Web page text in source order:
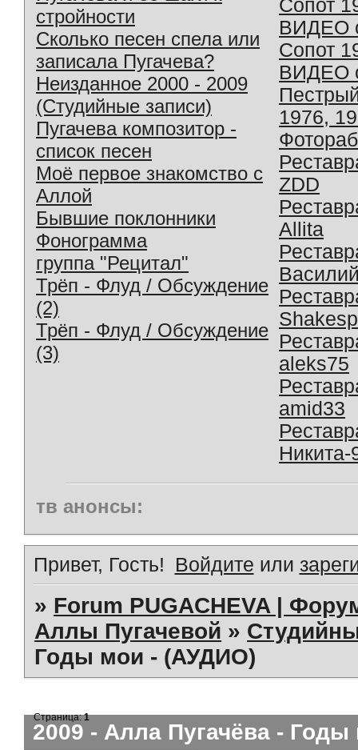
стройности
Сколько песен спела или
записала Пугачева?
Неизданное 2000 - 2009
(Студийные записи)
Пугачева композитор -
список песен
Моё первое знакомство с
Аллой
Бывшие поклонники
Фонограмма
группа "Рецитал"
Трёп - Флуд / Обсуждение
(2)
Трёп - Флуд / Обсуждение
(3)
Сопот
ВИДЕО
Сопот
ВИДЕО
1976,
ZDD
Allita
aleks75
amid33
Никита-
тв анонсы:
Привет, Гость! Войдите или
» Forum PUGACHEVA |
Аллы Пугачевой »
Годы мои - (АУДИО)
2009 - Алла Пугачёва -
Страница:1